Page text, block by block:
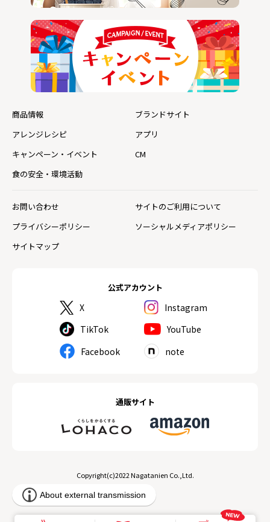
公式アカウント
X
Instagram
TikTok
YouTube
Facebook
note
通販サイト
商品情報
ブランドサイト
アレンジレシピ
アプリ
キャンペーン・イベント
CM
食の安全・環境活動
お問い合わせ
サイトのご利用について
プライバシーポリシー
ソーシャルメディアポリシー
サイトマップ
Copyright(c)2022 Nagatanien Co.,Ltd.